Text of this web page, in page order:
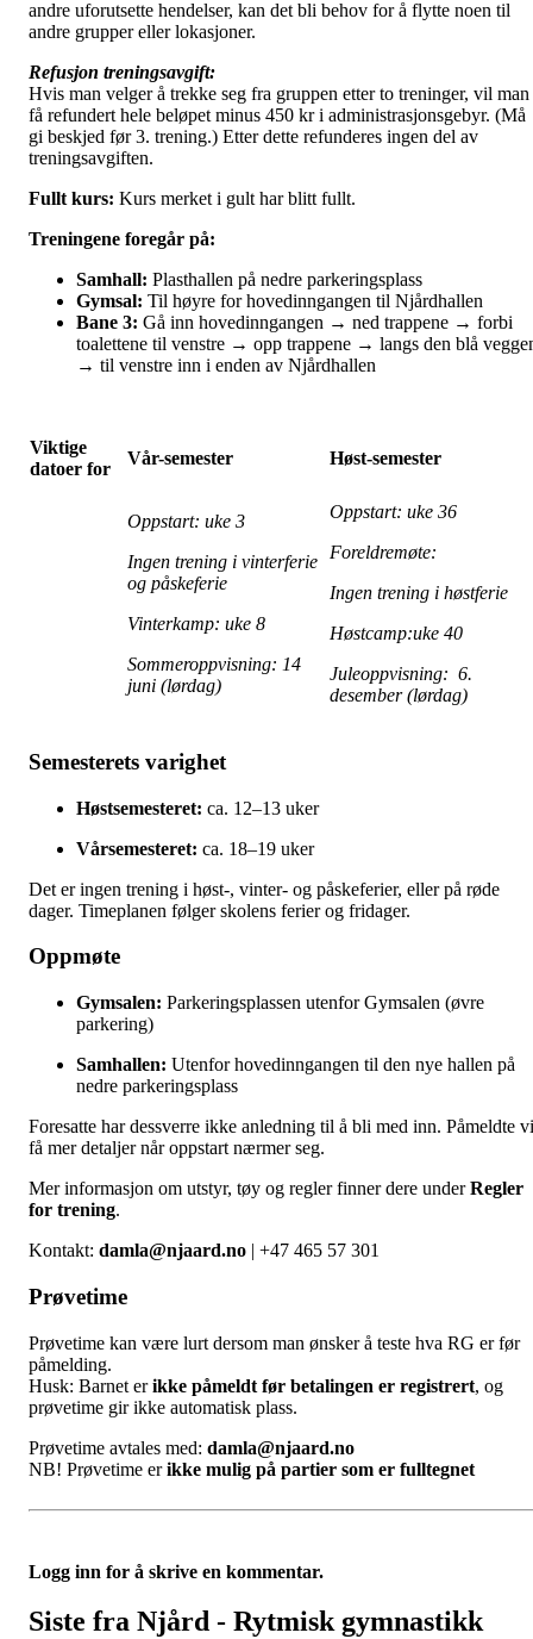
andre uforutsette hendelser, kan det bli behov for å flytte noen til
andre grupper eller lokasjoner.
Refusjon treningsavgift:
Hvis man velger å trekke seg fra gruppen etter to treninger, vil man
få refundert hele beløpet minus 450 kr i administrasjonsgebyr. (Må
gi beskjed før 3. trening.) Etter dette refunderes ingen del av
treningsavgiften.
Fullt kurs: Kurs merket i gult har blitt fullt.
Treningene foregår på:
Samhall: Plasthallen på nedre parkeringsplass
Gymsal: Til høyre for hovedinngangen til Njårdhallen
Bane 3: Gå inn hovedinngangen → ned trappene → forbi
toalettene til venstre → opp trappene → langs den blå
→ til venstre inn i enden av Njårdhallen
Viktige
datoer for
Vår-semester Høst-semester
Oppstart: uke 3
Ingen trening i vinterferie
og påskeferie
Vinterkamp: uke 8
Sommeroppvisning: 14
juni (lørdag)
Oppstart: uke 36
Foreldremøte:
Ingen trening i høstferie
Høstcamp:uke 40
Juleoppvisning: 6.
desember (lørdag)
Semesterets varighet
Høstsemesteret: ca. 12–13 uker
Vårsemesteret: ca. 18–19 uker
Det er ingen trening i høst-, vinter- og påskeferier, eller på røde
dager. Timeplanen følger skolens ferier og fridager.
Oppmøte
Gymsalen: Parkeringsplassen utenfor Gymsalen (øvre
parkering)
Samhallen: Utenfor hovedinngangen til den nye hallen på
nedre parkeringsplass
Foresatte har dessverre ikke anledning til å bli med inn. Påmeldte
få mer detaljer når oppstart nærmer seg.
Mer informasjon om utstyr, tøy og regler finner dere underRegler
for trening.
Kontakt: damla@njaard.no | +47 465 57 301
Prøvetime
Prøvetime kan være lurt dersom man ønsker å teste hva RG er før
påmelding.
Husk: Barnet erikke påmeldt før betalingen er registrert, og
prøvetime gir ikke automatisk plass.
Prøvetime avtales med: damla@njaard.no
NB! Prøvetime erikke mulig på partier som er fulltegnet
Logg inn for å skrive en kommentar.
Siste fra Njård - Rytmisk gymnastikk